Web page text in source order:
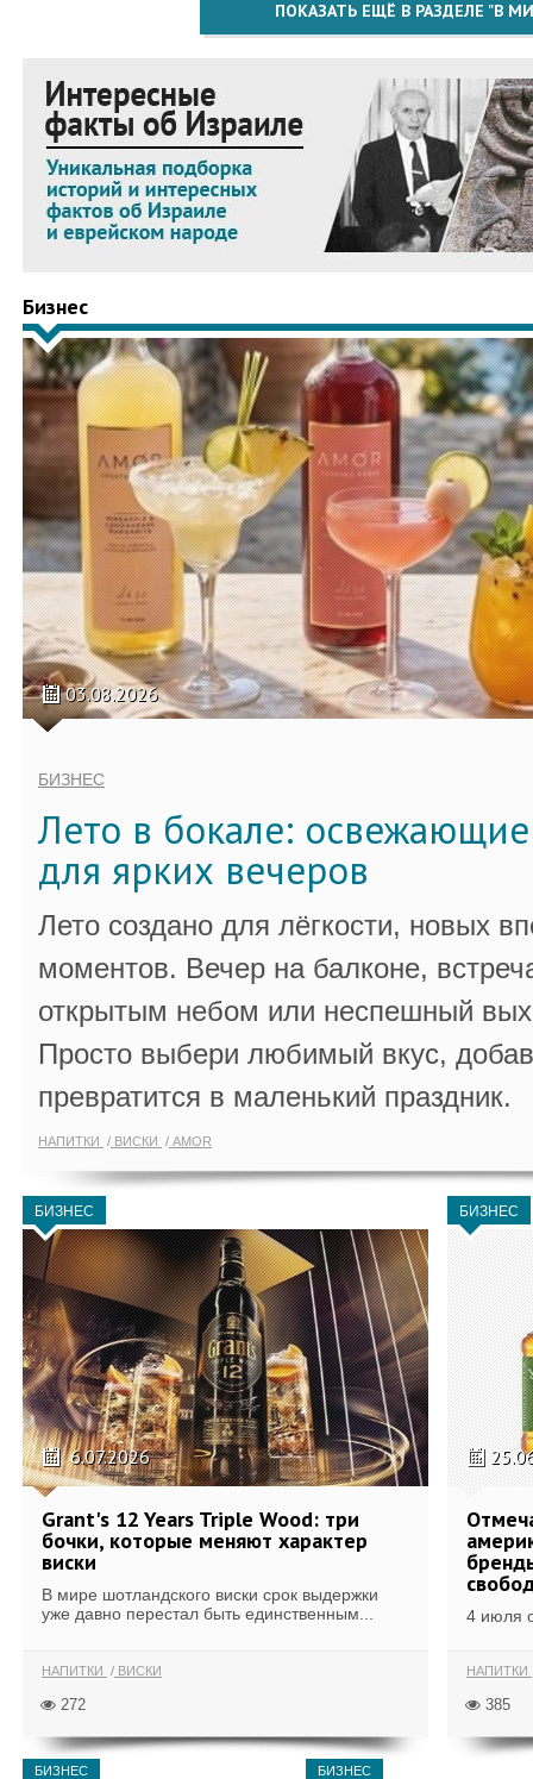
ПОКАЗАТЬ ЕЩЁ В РАЗДЕЛЕ "В
Бизнес
03.08.2026
БИЗНЕС
Лето в бокале:
для ярких вечеров
Лето создано для лёгкости, новых
моментов. Вечер на балконе,
открытым небом или неспешный
Просто выбери любимый вкус,
превратится в маленький праздник.
НАПИТКИ ВИСКИ AMOR
БИЗНЕС
6.07.2026
Grant's 12 Years Triple Wood: три
бочки, которые меняют характер
виски
В мире шотландского виски срок выдержки
уже давно перестал быть единственным...
НАПИТКИ ВИСКИ
272
БИЗНЕС
4 июля
НАПИТКИ
385
БИЗНЕС БИЗНЕС